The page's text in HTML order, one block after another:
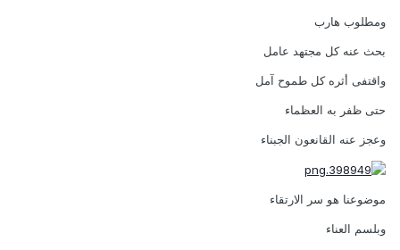
ومطلوب هارب
بحث عنه كل مجتهد عامل
واقتفى أثره كل طموح آمل
حتى ظفر به العظماء
وعجز عنه القانعون الجبناء
موضوعنا هو سر الارتقاء
وبلسم العناء